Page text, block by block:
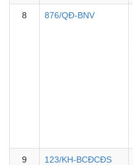
8 876/QĐ-BNV
9 123/KH-BCĐCĐS